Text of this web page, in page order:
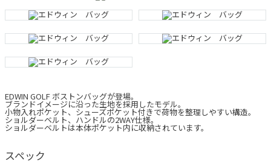
EDWIN GOLF ボストンバッグが登場。
ブランドイメージに沿った生地を採用したモデル。
小物入れポケット、シューズポケット付きで荷物を整理しやすい構造。
ショルダーベルト、ハンドルの2WAY仕様。
ショルダーベルトは本体ポケット内に収納されています。
スペック